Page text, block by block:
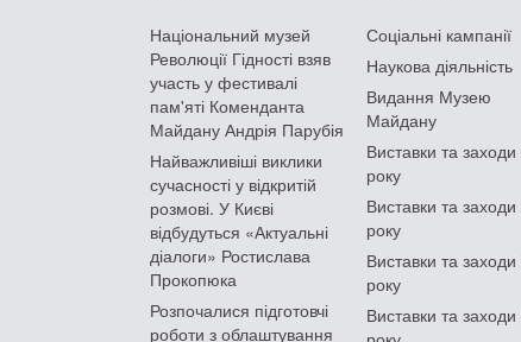
Національний музей
Революції Гідності взяв
участь у фестивалі
пам'яті Коменданта
Майдану Андрія Парубія
Найважливіші виклики
сучасності у відкритій
розмові. У Києві
відбудуться «Актуальні
діалоги» Ростислава
Прокопюка
Розпочалися підготовчі
роботи з облаштування
Соціальні кампанії
Наукова діяльність
Видання Музею
Майдану
Виставки та
року
Виставки та
року
Виставки та
року
Виставки та